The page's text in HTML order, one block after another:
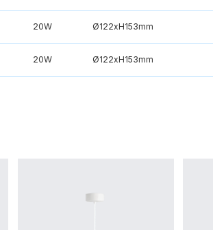
20W Ø122xH153mm
20W Ø122xH153mm